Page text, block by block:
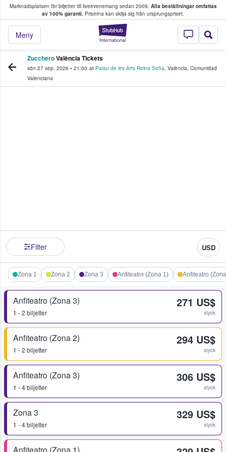
Marknadsplatsen för biljetter till liveevenemang sedan 2009. Alla beställningar omfattas
av 100% garanti. Priserna kan skilja sig från ursprungspriset.
StubHub – där
Meny
köper och säljer biljetter.
ZuccheroValència Tickets
sön 27 sep. 2026 • 21:00 at Palau de les Arts Reina Sofía, València, Comunidad
Valenciana
Filter USD
Zona 1 Zona 2 Zona 3 Anfiteatro (Zona 1) Anfiteatro
Anfiteatro (Zona 3)
1 - 2 biljetter
271 US$
styck
Anfiteatro (Zona 2)
1 - 2 biljetter
294 US$
styck
Anfiteatro (Zona 3)
1 - 4 biljetter
306 US$
styck
Zona 3
1 - 4 biljetter
329 US$
styck